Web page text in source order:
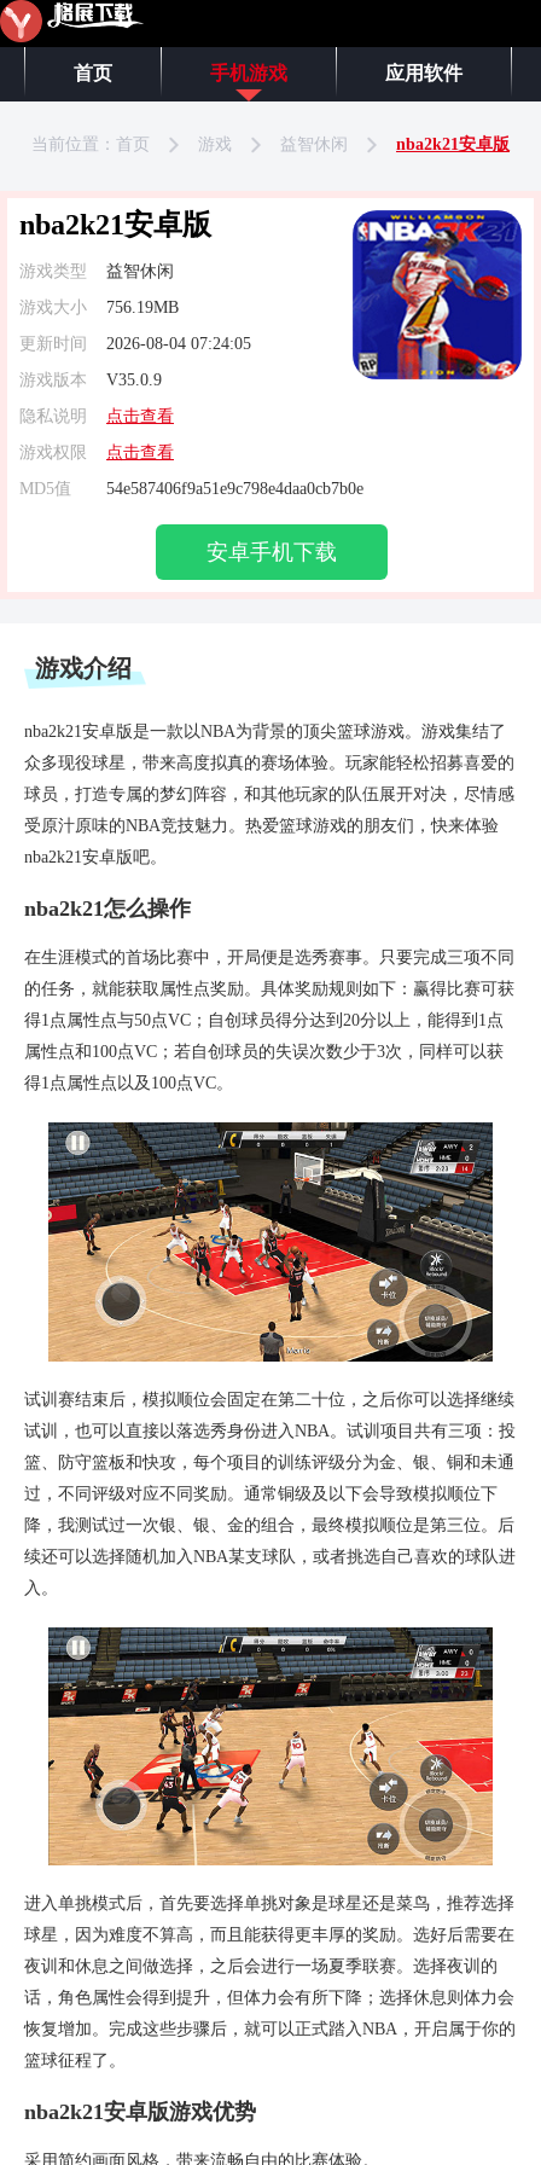
首页 手机游戏 应用软件
当前位置： 首页 游戏 益智休闲 nba2k21安卓版
nba2k21安卓版
游戏类型
益智休闲
游戏大小
756.19MB
更新时间
2026-08-04 07:24:05
游戏版本
V35.0.9
隐私说明
点击查看
游戏权限
点击查看
MD5值
54e587406f9a51e9c798e4daa0cb7b0e
安卓手机下载
游戏介绍
nba2k21安卓版是一款以NBA为背景的顶尖篮球游戏。游戏集结了
众多现役球星，带来高度拟真的赛场体验。玩家能轻松招募喜爱的
球员，打造专属的梦幻阵容，和其他玩家的队伍展开对决，尽情感
受原汁原味的NBA竞技魅力。热爱篮球游戏的朋友们，快来体验
nba2k21安卓版吧。
nba2k21怎么操作
在生涯模式的首场比赛中，开局便是选秀赛事。只要完成三项不同
的任务，就能获取属性点奖励。具体奖励规则如下：赢得比赛可获
得1点属性点与50点VC；自创球员得分达到20分以上，能得到1点
属性点和100点VC；若自创球员的失误次数少于3次，同样可以获
得1点属性点以及100点VC。
试训赛结束后，模拟顺位会固定在第二十位，之后你可以选择继续
试训，也可以直接以落选秀身份进入NBA。试训项目共有三项：投
篮、防守篮板和快攻，每个项目的训练评级分为金、银、铜和未通
过，不同评级对应不同奖励。通常铜级及以下会导致模拟顺位下
降，我测试过一次银、银、金的组合，最终模拟顺位是第三位。后
续还可以选择随机加入NBA某支球队，或者挑选自己喜欢的球队进
入。
进入单挑模式后，首先要选择单挑对象是球星还是菜鸟，推荐选择
球星，因为难度不算高，而且能获得更丰厚的奖励。选好后需要在
夜训和休息之间做选择，之后会进行一场夏季联赛。选择夜训的
话，角色属性会得到提升，但体力会有所下降；选择休息则体力会
恢复增加。完成这些步骤后，就可以正式踏入NBA，开启属于你的
篮球征程了。
nba2k21安卓版游戏优势
采用简约画面风格，带来流畅自由的比赛体验。